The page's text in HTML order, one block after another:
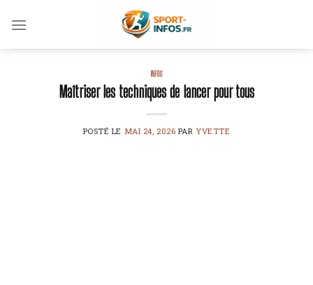
INFOS
Maîtriser les techniques de lancer pour tous
POSTÉ LE MAI 24, 2026 PARYVETTE